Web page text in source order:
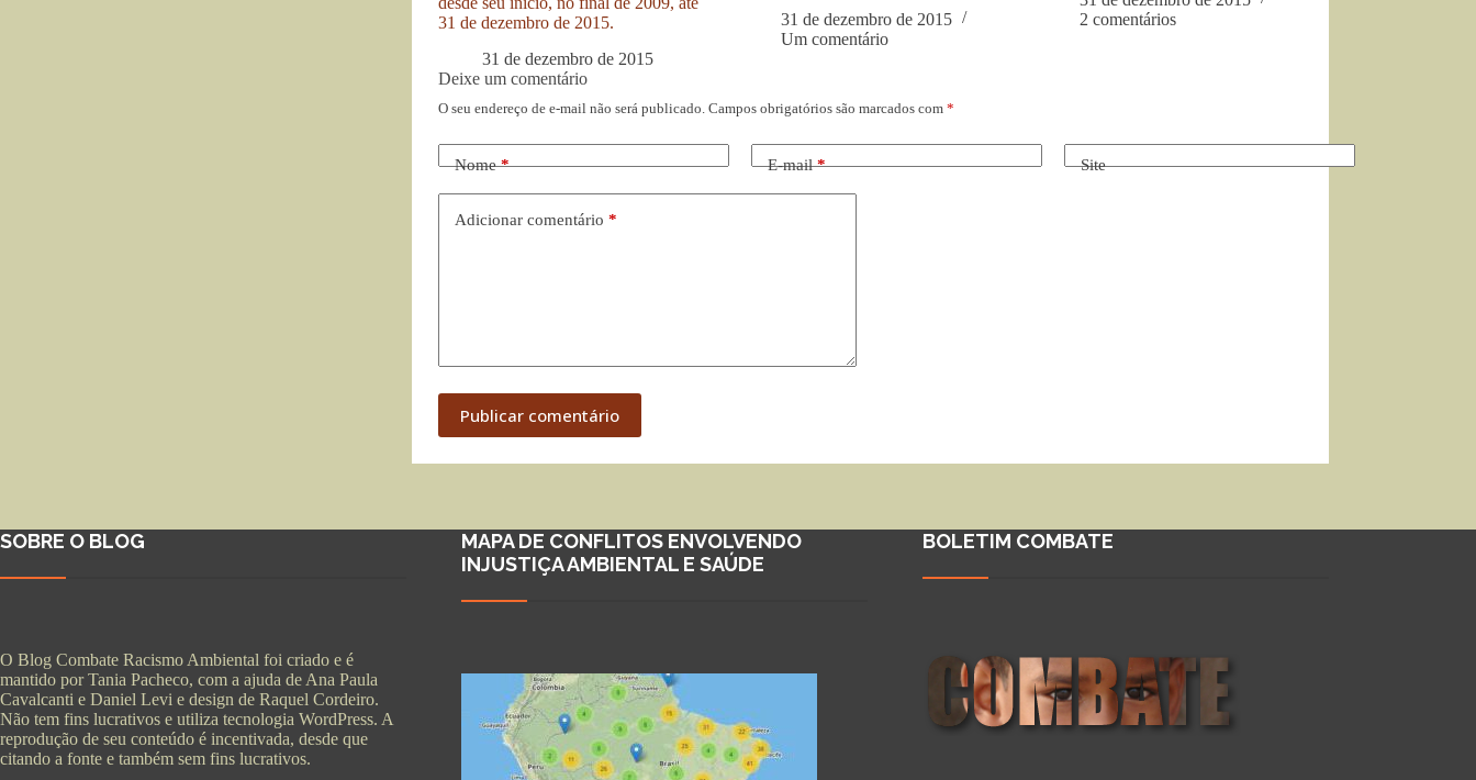
31 de dezembro de 2015.
31 de dezembro de 2015
31 de dezembro de 2015
Um comentário
2 comentários
Deixe um comentário
O seu endereço de e-mail não será publicado. Campos obrigatórios são marcados com *
Nome* E-mail* Site
Adicionar comentário *
Publicar comentário
SOBRE O BLOG
O Blog Combate Racismo Ambiental foi criado e é
mantido por Tania Pacheco, com a ajuda de Ana Paula
Cavalcanti e Daniel Levi e design de Raquel Cordeiro.
Não tem fins lucrativos e utiliza tecnologia WordPress. A
reprodução de seu conteúdo é incentivada, desde que
citando a fonte e também sem fins lucrativos.
MAPA DE CONFLITOS ENVOLVENDO
INJUSTIÇA AMBIENTAL E SAÚDE
BOLETIM COMBATE